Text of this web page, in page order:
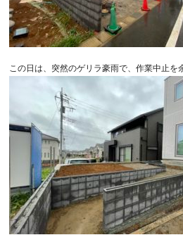
この日は、突然のゲリラ豪雨で、作業中止を